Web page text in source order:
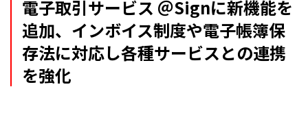
電子取引サービス ＠Signに新機能を
追加、インボイス制度や電子帳簿保
存法に対応し各種サービスとの連携
を強化